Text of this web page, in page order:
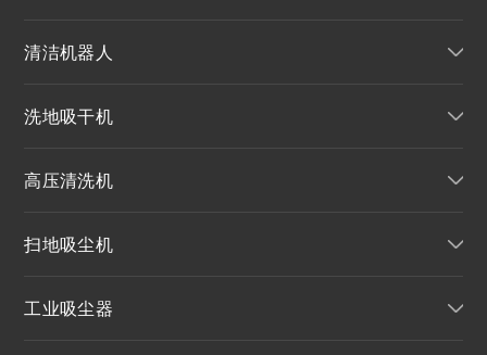
清洁机器人
洗地吸干机
高压清洗机
扫地吸尘机
工业吸尘器